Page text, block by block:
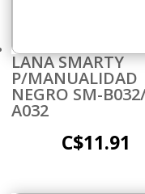
LANA SMARTY
P/MANUALIDAD
NEGRO SM-
A032
C$11.91